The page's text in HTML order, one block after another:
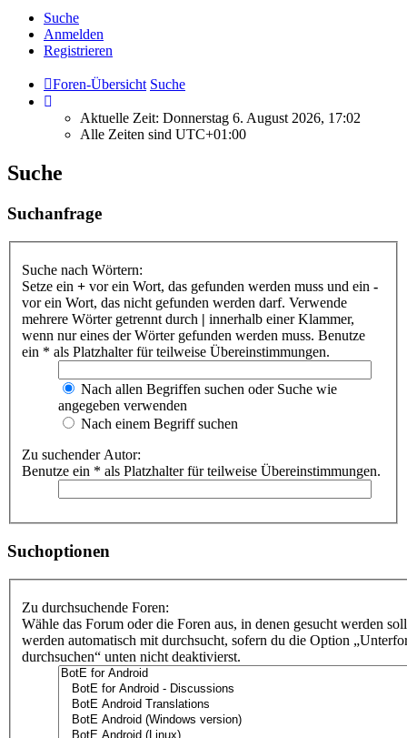
Suche
Anmelden
Registrieren
Foren-Übersicht Suche
Aktuelle Zeit: Donnerstag 6. August 2026, 17:02
Alle Zeiten sind UTC+01:00
Suche
Suchanfrage
Suche nach Wörtern:
Setze ein + vor ein Wort, das gefunden werden muss und ein -
vor ein Wort, das nicht gefunden werden darf. Verwende
mehrere Wörter getrennt durch | innerhalb einer Klammer,
wenn nur eines der Wörter gefunden werden muss. Benutze
ein * als Platzhalter für teilweise Übereinstimmungen.
Nach allen Begriffen suchen oder Suche wie
angegeben verwenden
Nach einem Begriff suchen
Zu suchender Autor:
Benutze ein * als Platzhalter für teilweise Übereinstimmungen.
Suchoptionen
Zu durchsuchende Foren:
Wähle das Forum oder die Foren aus, in denen gesucht werden
werden automatisch mit durchsucht, sofern du die Option
durchsuchen“ unten nicht deaktivierst.